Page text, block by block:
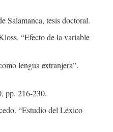
Salamanca, tesis doctoral.
“Efecto de la variable
lengua extranjera”.
pp. 216-230.
“Estudio del Léxico